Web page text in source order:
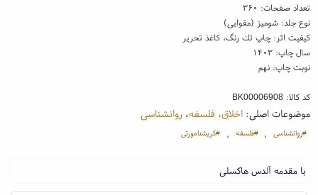
تعداد صفحات: ۳۶۰
نوع جلد: شومیز (مقوایی)
کیفیت اثر: چاپ تك رنگ، کاغذ تحریر
سال چاپ: ۱۴۰۳
نوبت چاپ: نهم
کد کالا:BK00006908
موضوعات اصلی:اخلاق، فلسفه، روانشناسی
#روانشناسی ، #فلسفه ، #کریشنامورتی
با مقدمه آلدس هاکسلی